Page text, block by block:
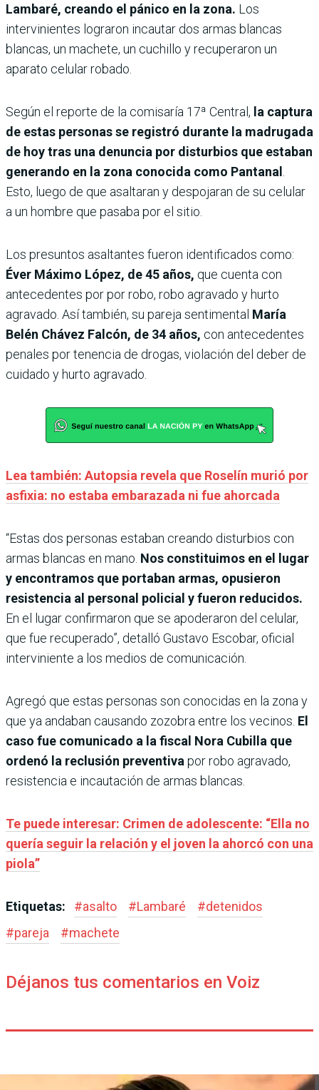
Lambaré, creando el pánico en la zona. Los
intervinientes lograron incautar dos armas blancas
blancas, un machete, un cuchillo y recuperaron un
aparato celular robado.
Según el reporte de la comisaría 17ª Central, la captura
de estas personas se registró durante la madrugada
de hoy tras una denuncia por disturbios que estaban
generando en la zona conocida como Pantanal .
Esto, luego de que asaltaran y despojaran de su celular
a un hombre que pasaba por el sitio.
Los presuntos asaltantes fueron identificados como:
Éver Máximo López, de 45 años, que cuenta con
antecedentes por por robo, robo agravado y hurto
agravado. Así también, su pareja sentimental María
Belén Chávez Falcón, de 34 años, con antecedentes
penales por tenencia de drogas, violación del deber de
cuidado y hurto agravado.
Lea también: Autopsia revela que Roselín murió por
asfixia: no estaba embarazada ni fue ahorcada
“Estas dos personas estaban creando disturbios con
armas blancas en mano. Nos constituimos en el lugar
y encontramos que portaban armas, opusieron
resistencia al personal policial y fueron reducidos.
En el lugar confirmaron que se apoderaron del celular,
que fue recuperado”, detalló Gustavo Escobar, oficial
interviniente a los medios de comunicación.
Agregó que estas personas son conocidas en la zona y
que ya andaban causando zozobra entre los vecinos. El
caso fue comunicado a la fiscal Nora Cubilla que
ordenó la reclusión preventivapor robo agravado,
resistencia e incautación de armas blancas.
Te puede interesar: Crimen de adolescente: “Ella no
quería seguir la relación y el joven la ahorcó con una
piola”
Etiquetas: #asalto #Lambaré #detenidos
#pareja #machete
Déjanos tus comentarios en Voiz